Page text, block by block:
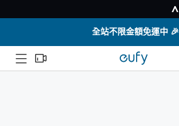
全站不限金額免運中 🎉